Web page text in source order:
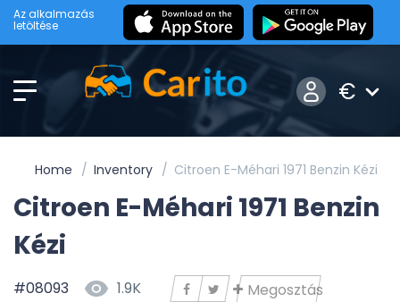
Az alkalmazás
letöltése
€
Home Inventory Citroen E-Méhari 1971 Benzin Kézi
Citroen E-Méhari 1971 Benzin
Kézi
#08093 1.9K Megosztás